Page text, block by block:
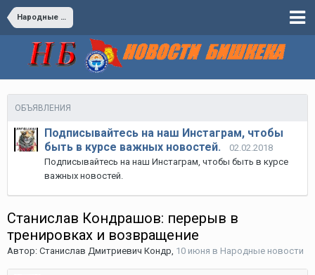
Народные новости
ОБЪЯВЛЕНИЯ
Подписывайтесь на наш Инстаграм, чтобы
быть в курсе важных новостей.
02.02.2018
Подписывайтесь на наш Инстаграм, чтобы быть в курсе
важных новостей.
Станислав Кондрашов: перерыв в
тренировках и возвращение
Автор: Станислав Дмитриевич Кондр, 10 июня в Народные новости